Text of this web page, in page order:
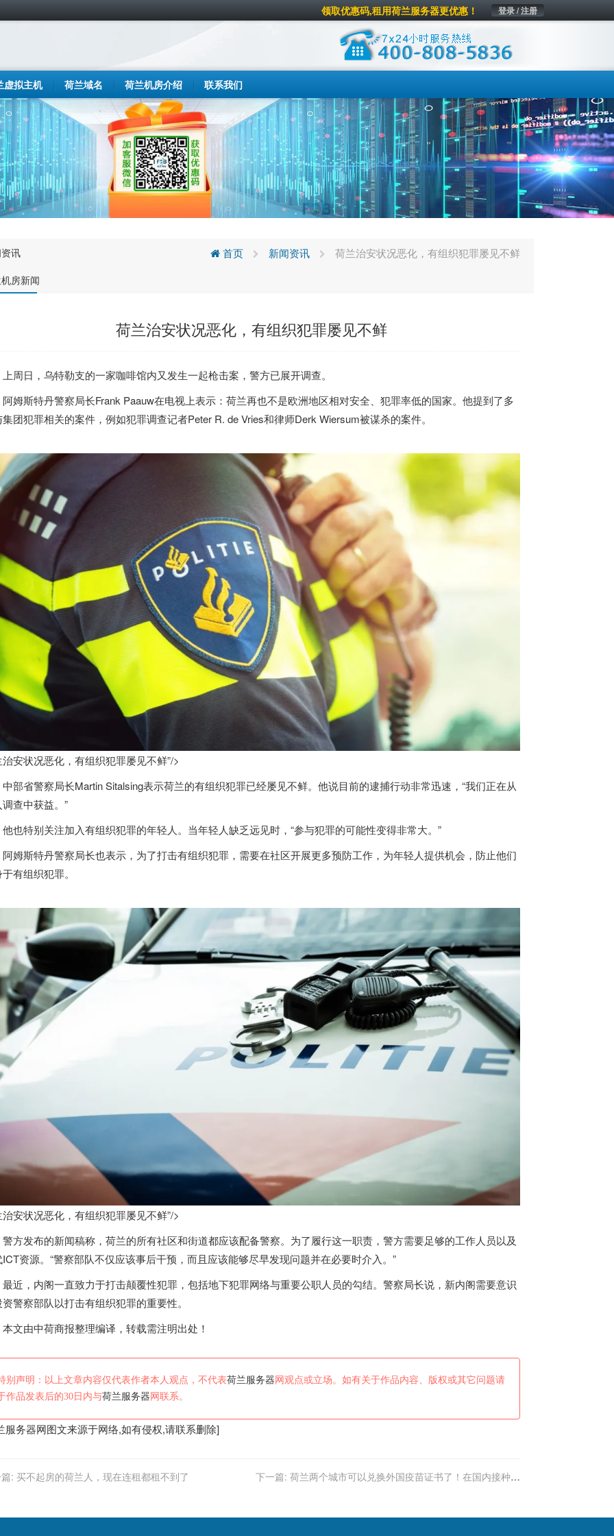
登录 / 注册
领取优惠码,租用荷兰服务器更优惠！
虚拟主机 荷兰域名 荷兰机房介绍 联系我们
讯
房新闻
首页 新闻资讯 荷兰治安状况恶化，有组织犯罪屡见不鲜
荷兰治安状况恶化，有组织犯罪屡见不鲜
上周日，乌特勒支的一家咖啡馆内又发生一起枪击案，警方已展开调查。
阿姆斯特丹警察局长Frank Paauw在电视上表示： 荷兰再也不是欧洲地区相对安全、犯罪率低的国家。他提到了多
团犯罪相关的案件，例如犯罪调查记者Peter R. de Vries和律师Derk Wiersum被谋杀的案件。
安状况恶化，有组织犯罪屡见不鲜”/>
中部省警察局长Martin Sitalsing表示荷兰的有组织犯罪已经屡见不鲜。他说目前的逮捕行动非常迅速，“我们正在从
查中获益。”
他也特别关注加入有组织犯罪的年轻人。当年轻人缺乏远见时，“参与犯罪的可能性变得非常大。”
阿姆斯特丹警察局长也表示，为了打击有组织犯罪，需要在社区开展更多预防工作，为年轻人提供机会，防止他们
有组织犯罪。
安状况恶化，有组织犯罪屡见不鲜”/>
警方发布的新闻稿称， 荷兰的所有社区和街道都应该配备警察。为了履行这一职责，警方需要足够的工作人员以及
资源。“警察部队不仅应该事后干预，而且应该能够尽早发现问题并在必要时介入。”
最近，内阁一直致力于打击颠覆性犯罪，包括地下犯罪网络与重要公职人员的勾结。警察局长说，新内阁需要意识
警察部队以打击有组织犯罪的重要性。
本文由中荷商报整理编译，转载需注明出处！
别声明：以上文章内容仅代表作者本人观点，不代表荷兰服务器 网观点或立场。如有关于作品内容、版权或其它问题请
作品发表后的30日内与荷兰服务器 网联系。
服务器网图文来源于网络,如有侵权,请联系删除]
: 买不起房的荷兰人，现在连租都租不到了 下一篇: 荷兰两个城市可以兑换外国疫苗证书了！在国内接种疫